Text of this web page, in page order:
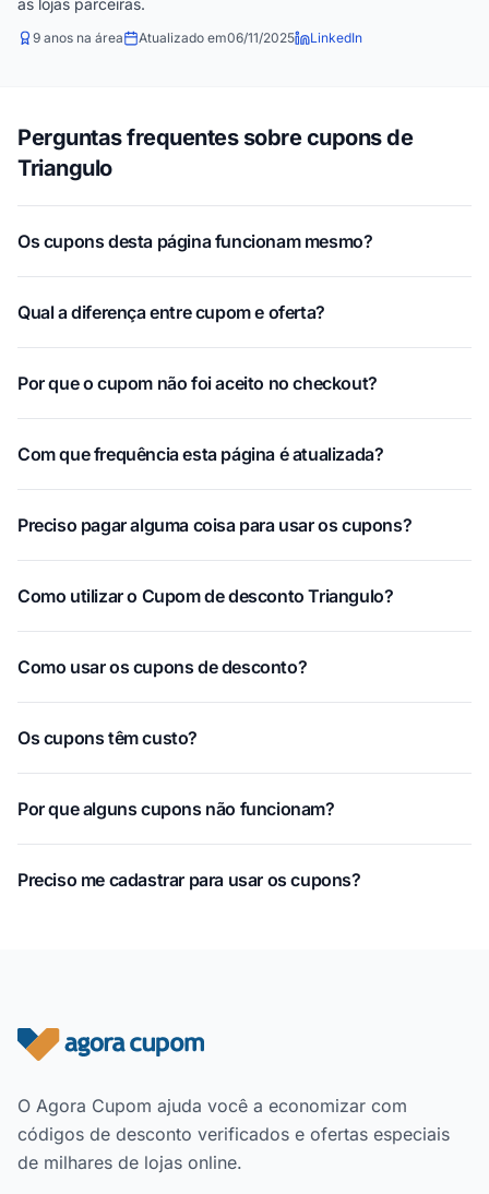
9 anos na área Atualizado em06/11/2025 LinkedIn
Perguntas frequentes sobre cupons de
Triangulo
Os cupons desta página funcionam mesmo?
Qual a diferença entre cupom e oferta?
Por que o cupom não foi aceito no checkout?
Com que frequência esta página é atualizada?
Preciso pagar alguma coisa para usar os cupons?
Como utilizar o Cupom de desconto Triangulo?
Como usar os cupons de desconto?
Os cupons têm custo?
Por que alguns cupons não funcionam?
Preciso me cadastrar para usar os cupons?
Rodapé do site
O Agora Cupom ajuda você a economizar com
códigos de desconto verificados e ofertas especiais
de milhares de lojas online.